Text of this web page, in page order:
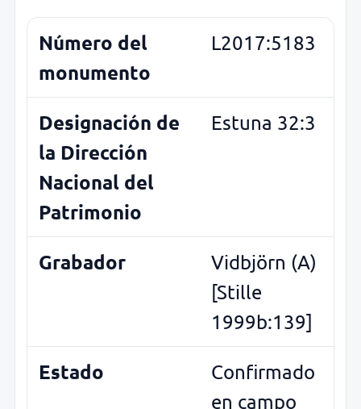
Número del
monumento
L2017:5183
Designación de
la Dirección
Nacional del
Patrimonio
Estuna 32:3
Grabador
Vidbjörn (A)
[Stille
1999b:139]
Estado
Confirmado
en campo